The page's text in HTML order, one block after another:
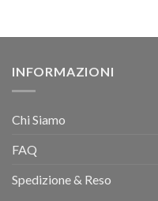
INFORMAZIONI
Chi Siamo
FAQ
Spedizione & Reso